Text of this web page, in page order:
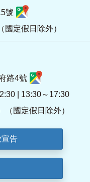
號
定假日除外）
路4號
| 13:30～17:30
（國定假日除外）
告